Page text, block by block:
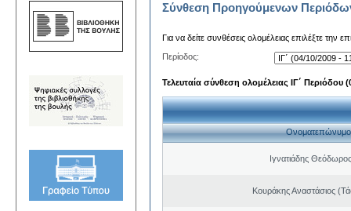
Σύνθεση Προηγούμενων
Για να δείτε συνθέσεις ολομέλειας επιλέξτε την
Περίοδος:
Τελευταία σύνθεση ολομέλειας ΙΓ΄ Περιόδου
Ονοματεπώνυμο
Ιγνατιάδης
Κουράκης Αναστάσιος